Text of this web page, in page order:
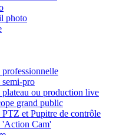
photo
professionnelle
semi-pro
plateau ou production live
grand public
PTZ et Pupitre de contrôle
'Action Cam'